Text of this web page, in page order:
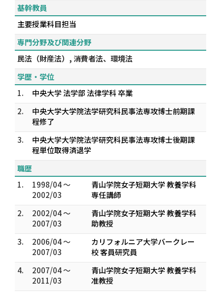
基幹教員
主要授業科目担当
専門分野及び関連分野
民法（財産法）, 消費者法、環境法
学歴・学位
1.
中央大学 法学部 法律学科 卒業
2.
中央大学大学院法学研究科民事法専攻博士前期課
程修了
3.
中央大学大学院法学研究科民事法専攻博士後期課
程単位取得済退学
職歴
1.
1998/04 ～
2002/03
青山学院女子短期大学 教養学科
専任講師
2.
2002/04 ～
2007/03
青山学院女子短期大学 教養学科
助教授
3.
2006/04 ～
2007/03
カリフォルニア大学バークレー
校 客員研究員
4.
2007/04 ～
2011/03
青山学院女子短期大学 教養学科
准教授